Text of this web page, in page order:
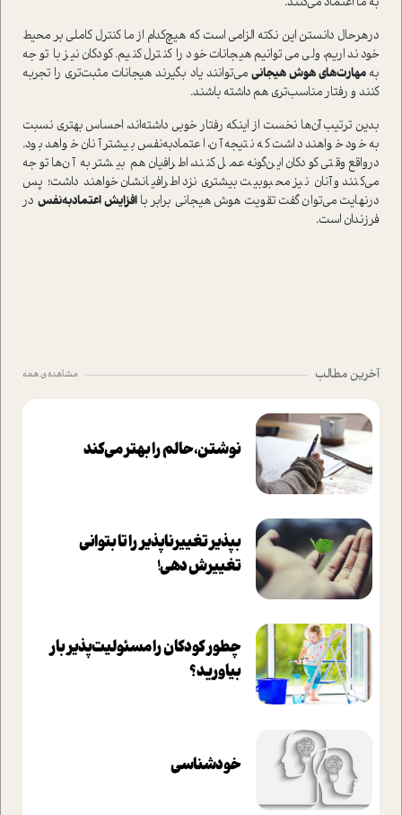
درهرحال دانستن این نکته الزامی است که هيچ‌كدام از ما كنترل ‌كاملي بر محيط
خود نداريم، ولي مي‌توانيم هيجانات خود را كنترل كنيم‌. كودكان‌ نيز با توجه
به مهارت‌هاي‌ هوش هيجاني مي‌توانند ياد بگيرند هيجانات مثبت‌تري را تجربه
كنند‌ و رفتار مناسب‌تري‌ هم داشته باشند‌.
بدين ترتيب‌ آن‌ها نخست‌ از اينكه رفتار خوبي داشته‌اند، ‌احساس بهتري‌ نسبت
به خود خواهند داشت‌ که نتیجه آن، اعتمادبه‌نفس بيشتر آنان خواهد بود‌.‌
درواقع وقتي كودكان اين‌گونه عمل كنند، اطرافيان هم بيشتر به ‌آن‌ها توجه
مي‌كنند و آنان نیز محبوبيت بيشتري نزد اطرافیانشان خواهند داشت؛ پس
درنهایت می‌توان گفت تقویت هوش هيجاني برابر باافزايش اعتماد‌به‌نفس در
فرزندان است.
آخرین مطالب مشاهده ی همه
نوشتن، حالم را بهتر می‌کند
بپذير تغييرناپذير را تا بتواني
تغييرش دهي!‏
چطور کودکان را مسئولیت‌پذیر بار
بیاورید؟
خودشناسی